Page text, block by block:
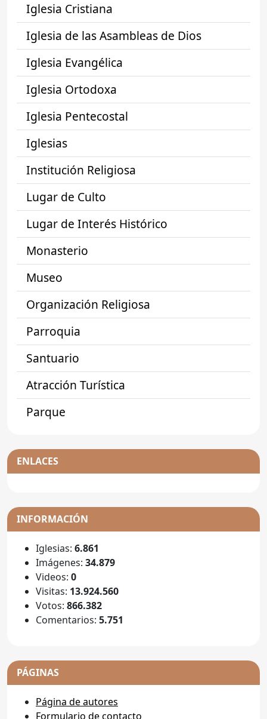
Iglesia Cristiana
Iglesia de las Asambleas de Dios
Iglesia Evangélica
Iglesia Ortodoxa
Iglesia Pentecostal
Iglesias
Institución Religiosa
Lugar de Culto
Lugar de Interés Histórico
Monasterio
Museo
Organización Religiosa
Parroquia
Santuario
Atracción Turística
Parque
ENLACES
INFORMACIÓN
Iglesias: 6.861
Imágenes: 34.879
Videos: 0
Visitas: 13.924.560
Votos: 866.382
Comentarios: 5.751
PÁGINAS
Página de autores
Formulario de contacto